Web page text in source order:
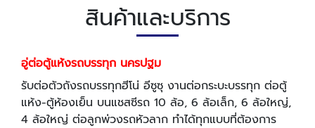
สินค้าและบริการ
อู่ต่อตู้แห้งรถบรรทุก นครปฐม
รับต่อตัวถังรถบรรทุกฮีโน่ อีซูซุ งานต่อกระบะบรรทุก ต่อตู้
แห้ง-ตู้ห้องเย็น บนแชสซีรถ 10 ล้อ, 6 ล้อเล็ก, 6 ล้อใหญ่,
4 ล้อใหญ่ ต่อลูกพ่วงรถหัวลาก ทำได้ทุกแบบที่ต้องการ